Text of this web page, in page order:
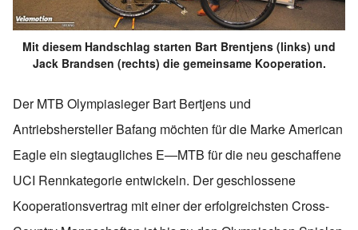
Mit diesem Handschlag starten Bart Brentjens (links) und
Jack Brandsen (rechts) die gemeinsame Kooperation.
Der MTB Olympiasieger Bart Bertjens und
Antriebshersteller Bafang möchten für die Marke American
Eagle ein siegtaugliches E—MTB für die neu geschaffene
UCI Rennkategorie entwickeln. Der geschlossene
Kooperationsvertrag mit einer der erfolgreichsten Cross-